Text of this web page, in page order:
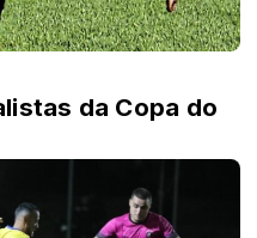
da Copa do